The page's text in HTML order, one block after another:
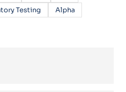
Testing
Alpha